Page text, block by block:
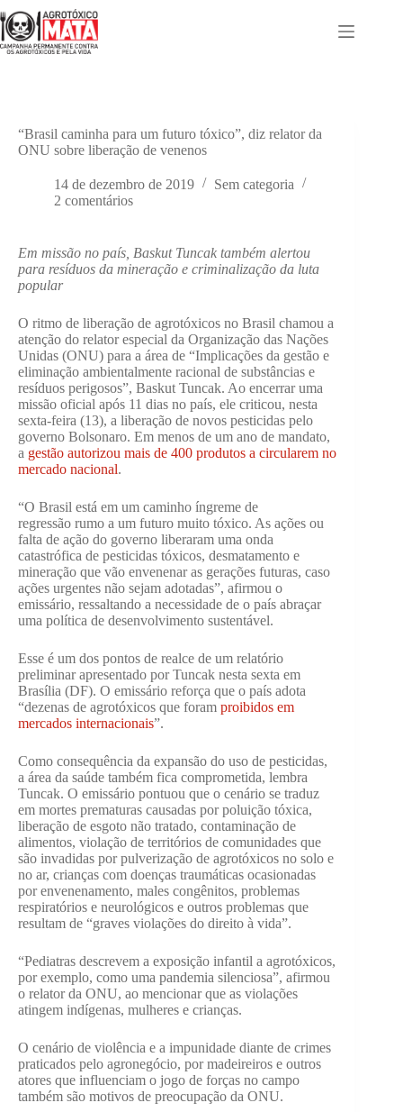
para
o
conteúdo
“Brasil caminha para um futuro tóxico”, diz relator da
ONU sobre liberação de venenos
14 de dezembro de 2019
Sem categoria
2 comentários
Em missão no país, Baskut Tuncak também alertou
para resíduos da mineração e criminalização da luta
popular
O ritmo de liberação de agrotóxicos no Brasil chamou a
atenção do relator especial da Organização das Nações
Unidas (ONU) para a área de “Implicações da gestão e
eliminação ambientalmente racional de substâncias e
resíduos perigosos”, Baskut Tuncak. Ao encerrar uma
missão oficial após 11 dias no país, ele criticou, nesta
sexta-feira (13), a liberação de novos pesticidas pelo
governo Bolsonaro. Em menos de um ano de mandato,
a gestão autorizou mais de 400 produtos a circularem no
mercado nacional.
“O Brasil está em um caminho íngreme de
regressão rumo a um futuro muito tóxico. As ações ou
falta de ação do governo liberaram uma onda
catastrófica de pesticidas tóxicos, desmatamento e
mineração que vão envenenar as gerações futuras, caso
ações urgentes não sejam adotadas”, afirmou o
emissário, ressaltando a necessidade de o país abraçar
uma política de desenvolvimento sustentável.
Esse é um dos pontos de realce de um relatório
preliminar apresentado por Tuncak nesta sexta em
Brasília (DF). O emissário reforça que o país adota
“dezenas de agrotóxicos que foram proibidos em
mercados internacionais”.
Como consequência da expansão do uso de pesticidas,
a área da saúde também fica comprometida, lembra
Tuncak. O emissário pontuou que o cenário se traduz
em mortes prematuras causadas por poluição tóxica,
liberação de esgoto não tratado, contaminação de
alimentos, violação de territórios de comunidades que
são invadidas por pulverização de agrotóxicos no solo e
no ar, crianças com doenças traumáticas ocasionadas
por envenenamento, males congênitos, problemas
respiratórios e neurológicos e outros problemas que
resultam de “graves violações do direito à vida”.
“Pediatras descrevem a exposição infantil a agrotóxicos,
por exemplo, como uma pandemia silenciosa”, afirmou
o relator da ONU, ao mencionar que as violações
atingem indígenas, mulheres e crianças.
O cenário de violência e a impunidade diante de crimes
praticados pelo agronegócio, por madeireiros e outros
atores que influenciam o jogo de forças no campo
também são motivos de preocupação da ONU.